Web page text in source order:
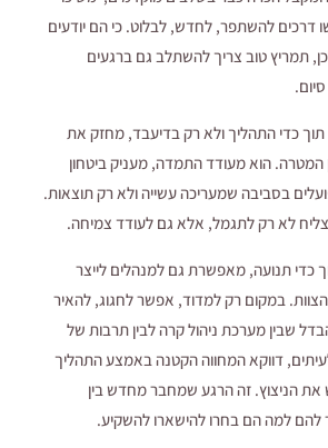
להשתפר, לחדש, לבלוט. כי הם יודעים
תמריץ טוב צריך להשתלב גם ברגעים
תוך כדי התהליך ולא רק בדיעבד, מחזק את
המטרה. הוא מעודד התמדה, מעניק ביטחון
בסביבה שמעריכה עשייה ולא רק תוצאות.
לא רק לתגמל, אלא גם לעודד צמיחה.
כדי תנועה, מאפשרת גם למנהלים לייצר
במקום רק למדוד, אפשר לחגוג, להאיר
שבין מערכת ניהול קרה לבין תרבות של
דווקא המחווה הקטנה באמצע התהליך
הניצוץ. זה הרגע שמחבר מחדש בין
להם למה הם בחרו להישארו להשקיע.